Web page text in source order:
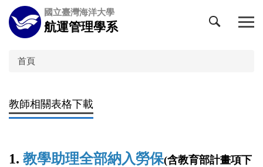
跳
到
主
國立臺灣海洋大學
航運管理學系
首頁
教師相關表格下載
1. 教學助理全部納入勞保(含教育部計畫項下